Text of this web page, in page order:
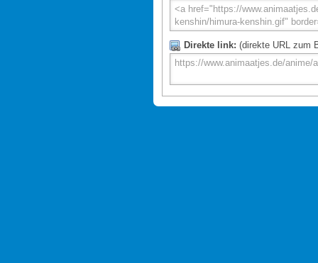
Direkte link: (direkte URL zum